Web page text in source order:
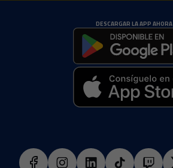
DESCARGAR LA APP AHORA